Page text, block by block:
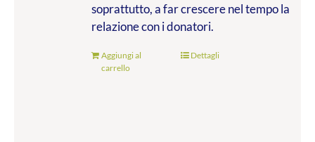
soprattutto, a far crescere nel tempo la
relazione con i donatori.
Aggiungi al
carrello
Dettagli